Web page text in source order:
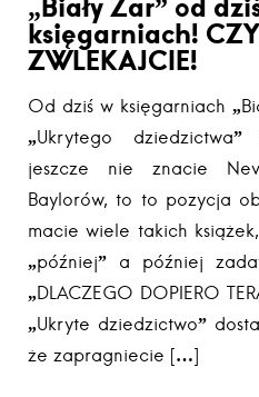
księgarniach!
ZWLEKAJCIE!
Od dziś w księgarniach
„Ukrytego
jeszcze nie znacie
Baylorów, to to pozycja
macie wiele takich
„później” a później
„DLACZEGO DOPIERO
„Ukryte dziedzictwo”
że zapragniecie […]